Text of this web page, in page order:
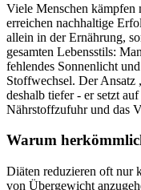
Viele Menschen
erreichen nachhaltige
allein in der Ernährung,
gesamten Lebensstils:
fehlendes Sonnenlicht
Stoffwechsel. Der Ansatz
deshalb tiefer - er setzt
Nährstoffzufuhr und das
Warum
Diäten reduzieren oft nur
von Übergewicht